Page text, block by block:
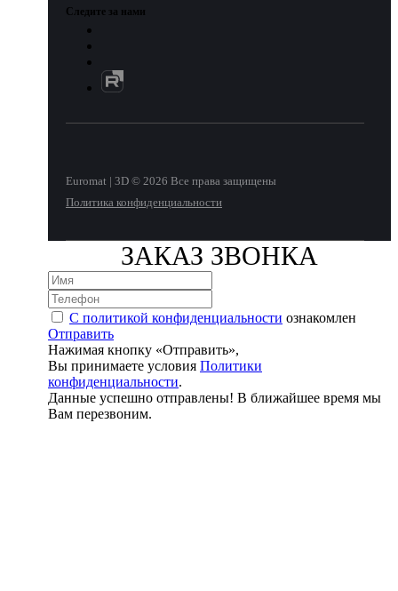
Следите за нами
Euromat | 3D © 2026 Все права защищены
Политика конфиденциальности
ЗАКАЗ ЗВОНКА
С политикой конфиденциальности ознакомлен
Отправить
Нажимая кнопку «Отправить»,
Вы принимаете условия Политики
конфиденциальности.
Данные успешно отправлены! В ближайшее время мы
Вам перезвоним.